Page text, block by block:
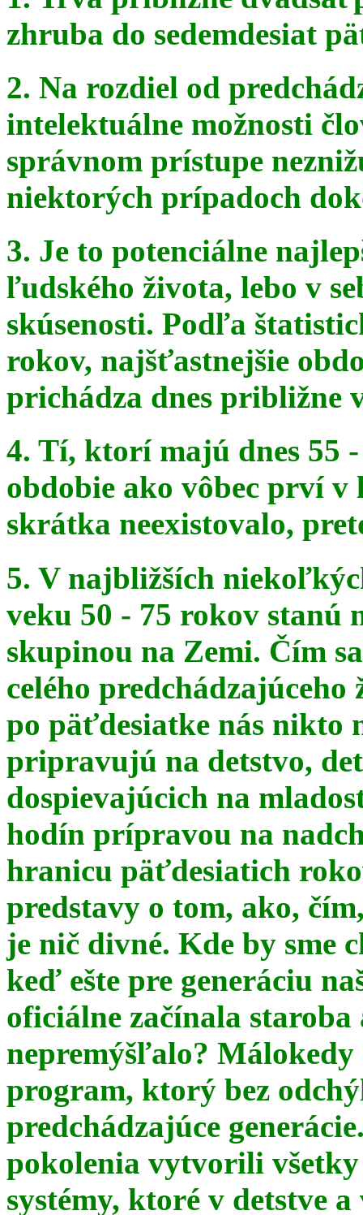
zhruba do sedemdesiat
2. Na rozdiel od
intelektuálne možnosti
správnom prístupe
niektorých prípadoch
3. Je to potenciálne
ľudského života, lebo v
skúsenosti. Podľa
rokov, najšťastnejšie
prichádza dnes približne
4. Tí, ktorí majú dnes 55
obdobie ako vôbec prví
skrátka neexistovalo,
5. V najbližších
veku 50 - 75 rokov stanú
skupinou na Zemi. Čím
celého
po päťdesiatke nás nikto
pripravujú na detstvo,
dospievajúcich na
hodín prípravou na
hranicu päťdesiatich
predstavy o tom, ako,
je nič divné. Kde by sme
keď ešte pre generáciu
oficiálne začínala
nepremýšľalo? Málokedy
program, ktorý bez
predchádzajúce
pokolenia vytvorili
systémy, ktoré v detstve